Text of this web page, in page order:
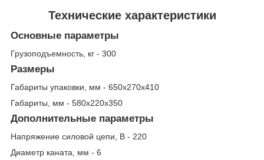
Технические характеристики
Основные параметры
Грузоподъемность, кг - 300
Размеры
Габариты упаковки, мм - 650х270х410
Габариты, мм - 580х220х350
Дополнительные параметры
Напряжение силовой цепи, В - 220
Диаметр каната, мм - 6